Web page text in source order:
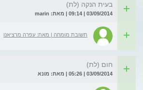
בעית הנקה (לת)
03/09/2014 | 09:14 | מאת: marin
תשובת מומחה | מאת: עפרה מרציאנו
חום (לת)
03/09/2014 | 05:26 | מאת: מונא